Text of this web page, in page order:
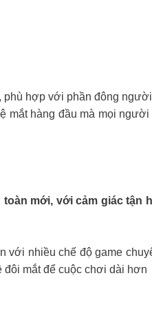
phù hợp với phần đông
mắt hàng đầu mà mọi người
toàn mới, với cảm giác tận
với nhiều chế độ game
đôi mắt để cuộc chơi dài hơn